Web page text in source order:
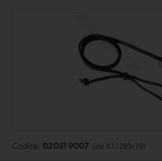
Codice: 030519007 (old K11283/10)